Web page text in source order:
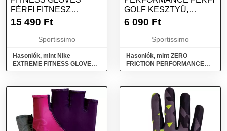
FÉRFI FITNESZ
KESZTYŰ,
MÉRET
15 490 Ft
Sportissimo
Hasonlók, mint Nike
EXTREME FITNESS GLOVES
Férfi fitnesz kesztyű,
GOLF KESZTYŰ,
SÖTÉTSZÜRKE,
6 090 Ft
Sportissimo
Hasonlók, mint ZERO
FRICTION PERFORMANCE
Férfi golf kesztyű,